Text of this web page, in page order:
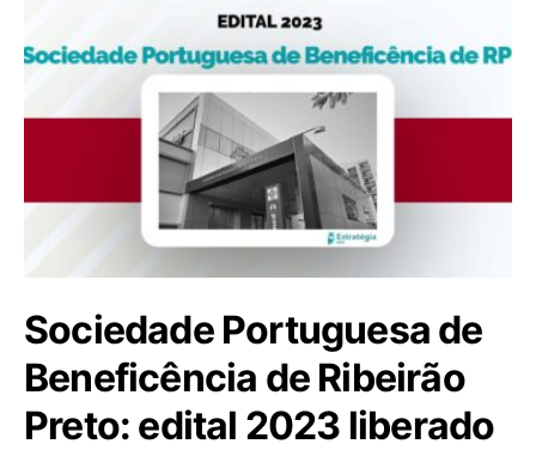
Sociedade Portuguesa de
Beneficência de Ribeirão
Preto: edital 2023 liberado